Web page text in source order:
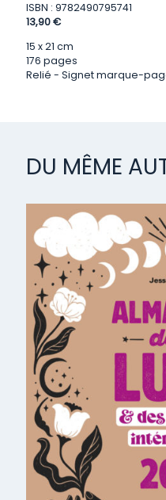
ISBN : 9782490795741
13,90 €
15 x 21 cm
176 pages
Relié - Signet marque-
DU MÊME